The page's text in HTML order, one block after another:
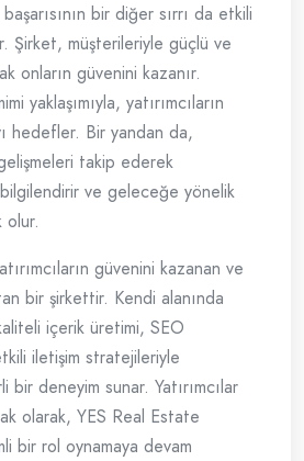
bir diğer sırrı da etkili
Şirket, müşterileriyle güçlü ve
onların güvenini kazanır.
yaklaşımıyla, yatırımcıların
hedefler. Bir yandan da,
takip ederek
ve geleceğe yönelik
olur.
güvenini kazanan ve
bir şirkettir. Kendi alanında
içerik üretimi, SEO
iletişim stratejileriyle
deneyim sunar. Yatırımcılar
olarak, YES Real Estate
bir rol oynamaya devam